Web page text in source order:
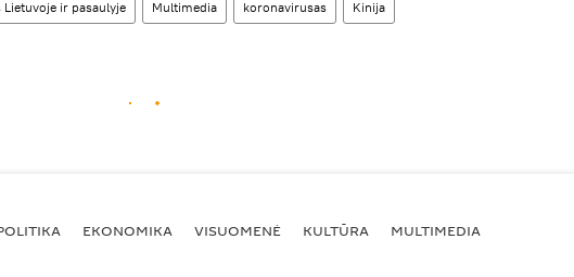
ir pasaulyje Multimedia koronavirusas Kinija
EKONOMIKA VISUOMENĖ KULTŪRA MULTIMEDIA